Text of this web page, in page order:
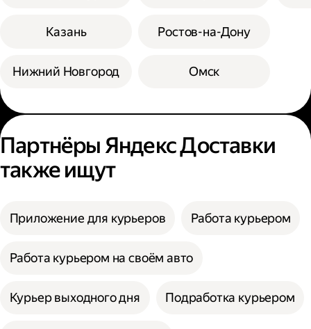
Казань
Нижний Новгород
Ростов-на-Дону
Омск
Партнёры Яндекс Доставки
также ищут
Приложение для курьеров Работа курьером
Работа курьером на своём авто
Курьер выходного дня Подработка курьером